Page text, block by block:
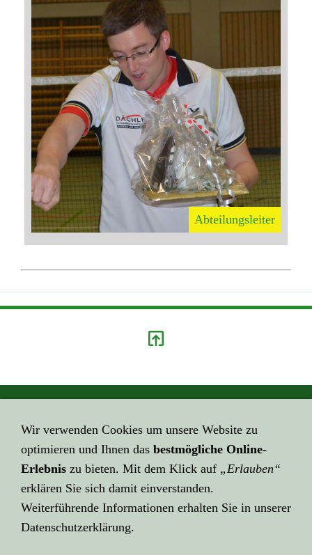
Abteilungsleiter
Impressum
HIER GEHT ES ZUR ...
KLICK HIER ZU LINK ...
Über Links ...
Wir verwenden Cookies um unsere Website zu
optimieren und Ihnen das bestmögliche Online-
Erlebnis zu bieten. Mit dem Klick auf „Erlauben“
erklären Sie sich damit einverstanden.
Weiterführende Informationen erhalten Sie in unserer
Datenschutzerklärung.